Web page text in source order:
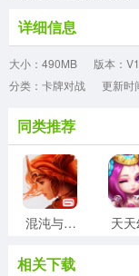
详细信息
大小：490MB
版本：
分类：卡牌对战
更新时
同类推荐
混沌与秩序对决最新版
相关下载